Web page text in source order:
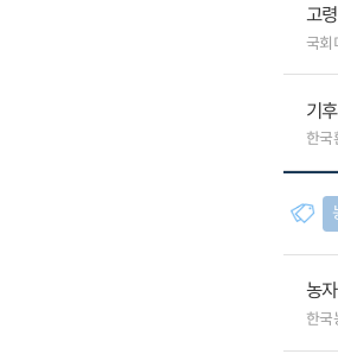
고
국회
기
한국
농
한국